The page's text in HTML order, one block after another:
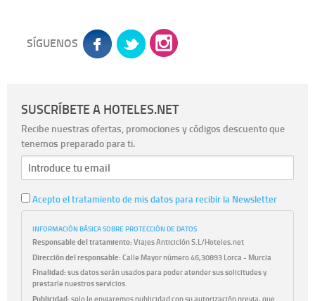
SÍGUENOS
SUSCRÍBETE A HOTELES.NET
Recibe nuestras ofertas, promociones y códigos descuento que
tenemos preparado para ti.
Acepto el tratamiento de mis datos para recibir la Newsletter
INFORMACIÓN BÁSICA SOBRE PROTECCIÓN DE DATOS
Responsable del tratamiento:Viajes Anticiclón S.L/Hoteles.net
Dirección del responsable:Calle Mayor número 46,30893 Lorca - Murcia
Finalidad:sus datos serán usados para poder atender sus solicitudes y
prestarle nuestros servicios.